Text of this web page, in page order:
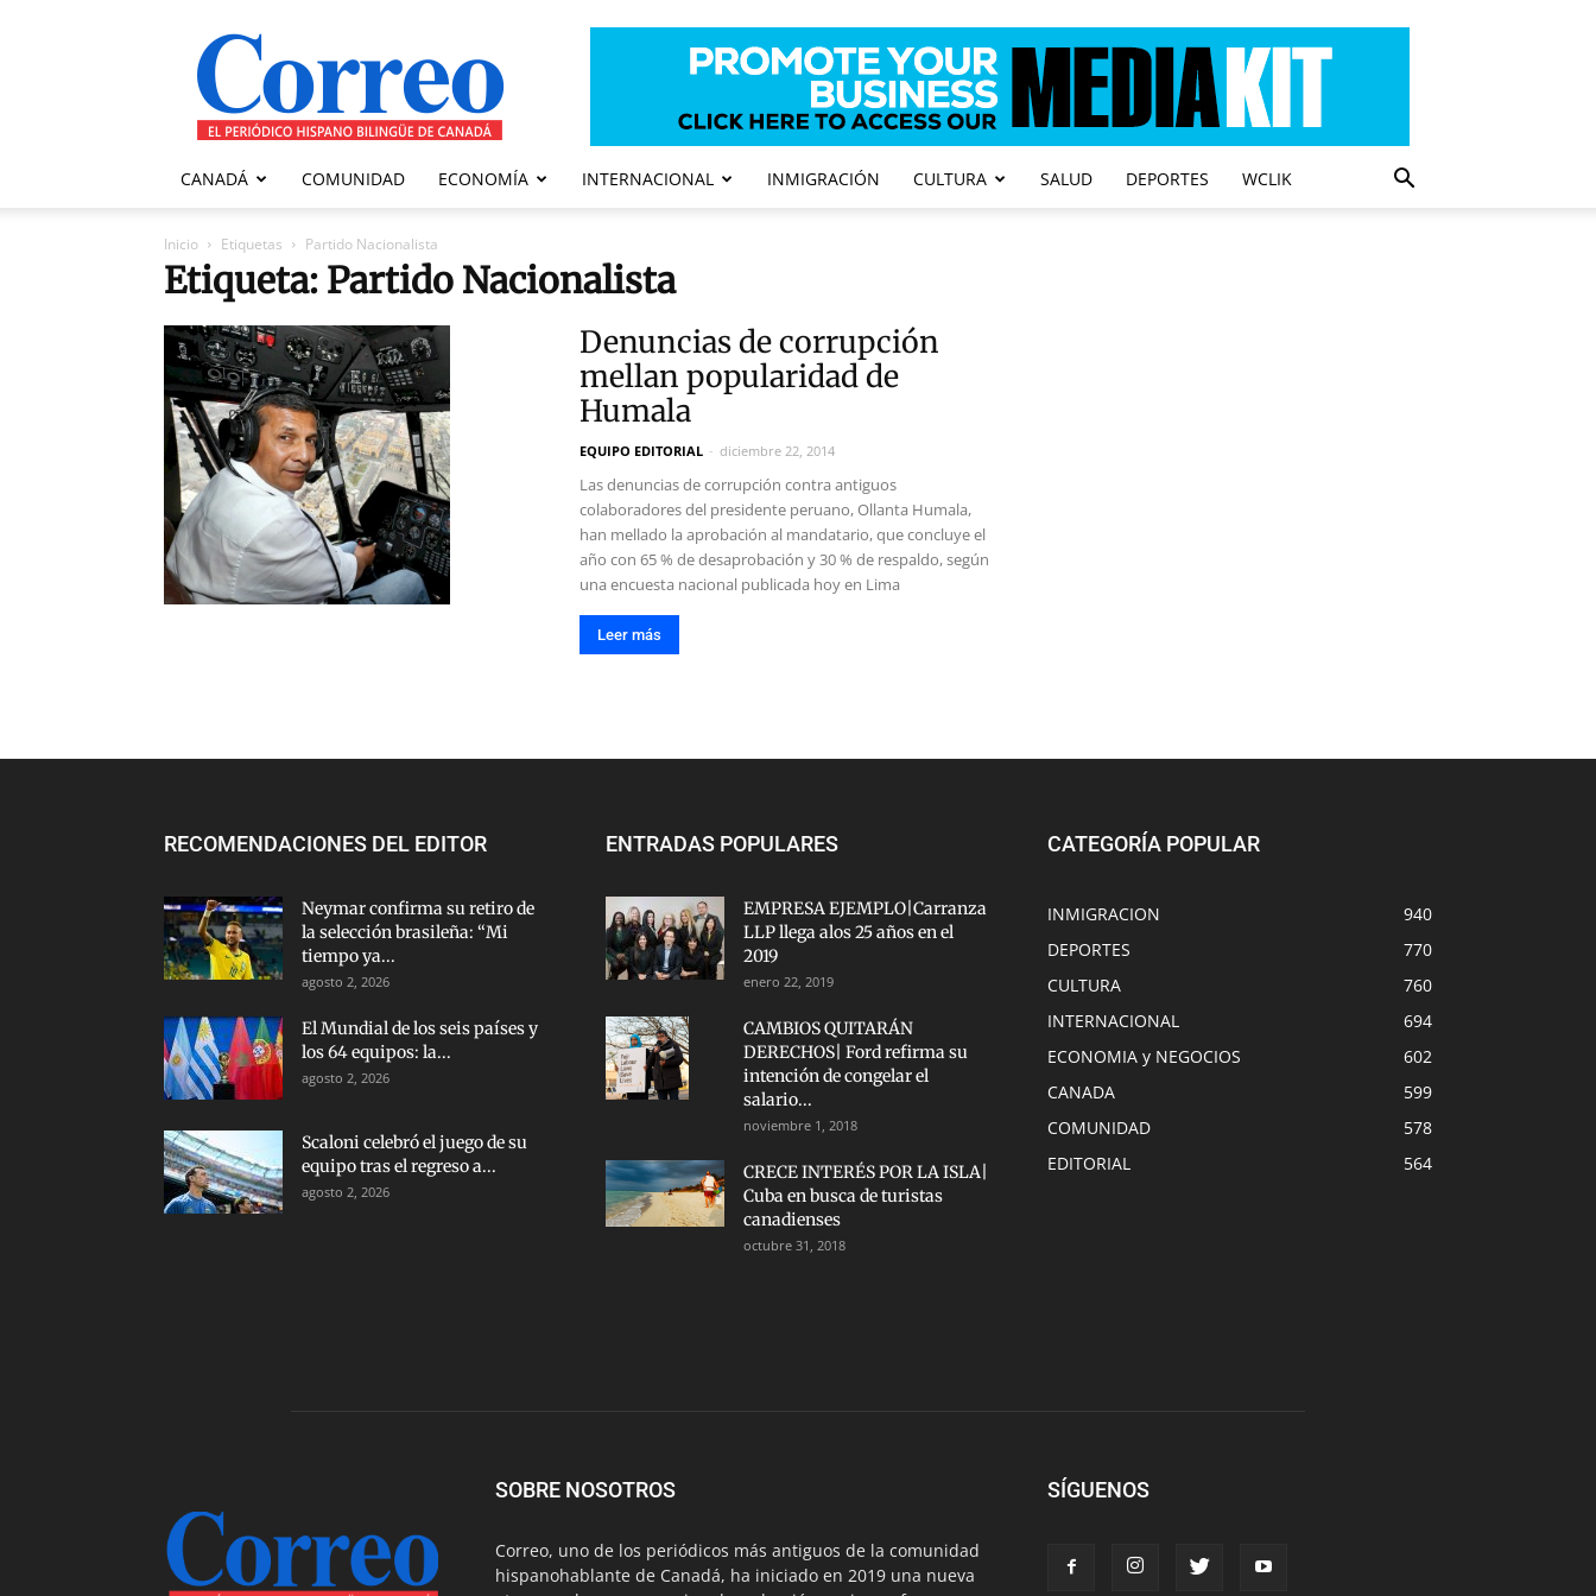
Correo
Canadiense
CANADÁ COMUNIDAD ECONOMÍA INTERNACIONAL INMIGRACIÓN CULTURA SALUD DEPORTES WCLIK
Inicio Etiquetas Partido Nacionalista
Etiqueta: Partido Nacionalista
Denuncias de corrupción
mellan popularidad de
Humala
EQUIPO EDITORIAL - diciembre 22, 2014
Las denuncias de corrupción contra antiguos
colaboradores del presidente peruano, Ollanta Humala,
han mellado la aprobación al mandatario, que concluye el
año con 65 % de desaprobación y 30 % de respaldo, según
una encuesta nacional publicada hoy en Lima
Leer más
RECOMENDACIONES DEL EDITOR
Neymar confirma su retiro de
la selección brasileña: “Mi
tiempo ya...
agosto 2, 2026
El Mundial de los seis países y
los 64 equipos: la...
agosto 2, 2026
Scaloni celebró el juego de su
equipo tras el regreso a...
agosto 2, 2026
ENTRADAS POPULARES
EMPRESA EJEMPLO|Carranza
LLP llega alos 25 años en el
2019
enero 22, 2019
CAMBIOS QUITARÁN
DERECHOS| Ford refirma su
intención de congelar el
salario...
noviembre 1, 2018
CRECE INTERÉS POR LA ISLA|
Cuba en busca de turistas
canadienses
octubre 31, 2018
CATEGORÍA POPULAR
INMIGRACION
940
DEPORTES
770
CULTURA
760
INTERNACIONAL
694
ECONOMIA y NEGOCIOS
602
CANADA
599
COMUNIDAD
578
EDITORIAL
564
SOBRE NOSOTROS
Correo, uno de los periódicos más antiguos de la comunidad
hispanohablante de Canadá, ha iniciado en 2019 una nueva
SÍGUENOS